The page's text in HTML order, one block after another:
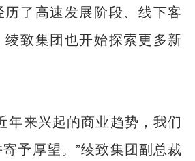
了高速发展阶段、线下客
致集团也开始探索更多新
年来兴起的商业趋势，我们
予厚望。”绫致集团副总裁